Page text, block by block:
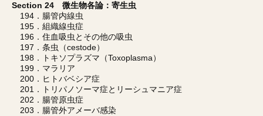
Section 24 微生物各論：寄生虫
194．腸管内線虫
195．組織線虫症
196．住血吸虫とその他の吸虫
197．条虫（cestode）
198．トキソプラズマ（Toxoplasma）
199．マラリア
200．ヒトバベシア症
201．トリパノソーマ症とリーシュマニア症
202．腸管原虫症
203．腸管外アメーバ感染